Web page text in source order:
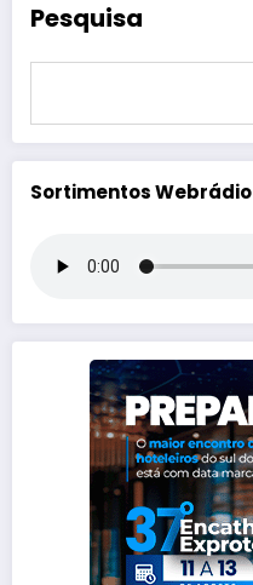
Pesquisa
Sortimentos Webrádio